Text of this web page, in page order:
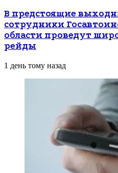
В предстоящие
сотрудники
области проведут
рейды
1 день тому назад